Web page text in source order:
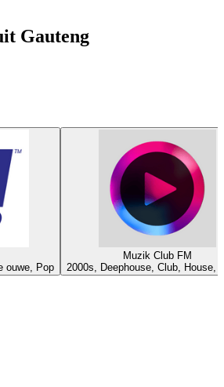
Gauteng
ouwe, Pop
Muzik Club FM
2000s, Deephouse, Club, House,